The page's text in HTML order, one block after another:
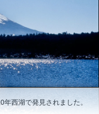
西湖で発見されました。